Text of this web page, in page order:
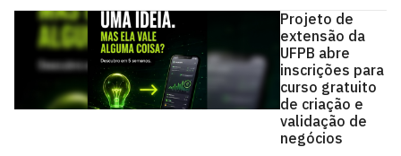
Projeto de
extensão da
UFPB abre
inscrições para
curso gratuito
de criação e
validação de
negócios